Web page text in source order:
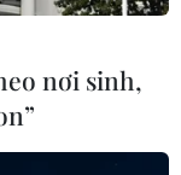
nơi sinh,